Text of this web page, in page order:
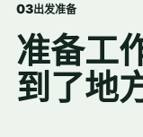
03出发准备
准备工
到了地